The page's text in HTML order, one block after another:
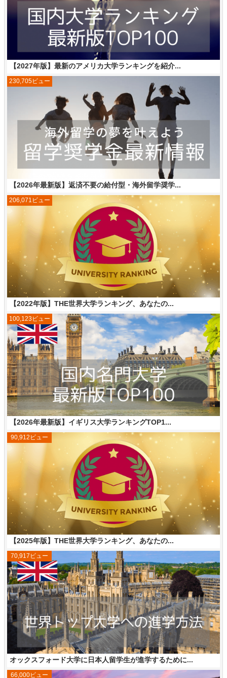
【2027年版】最新のアメリカ大学ランキングを紹介...
【2026年最新版】返済不要の給付型・海外留学奨学...
230,705ビュー
【2022年版】THE世界大学ランキング、あなたの...
206,071ビュー
【2026年最新版】イギリス大学ランキングTOP1...
100,123ビュー
【2025年版】THE世界大学ランキング、あなたの...
90,912ビュー
オックスフォード大学に日本人留学生が進学するために...
70,917ビュー
66,000ビュー